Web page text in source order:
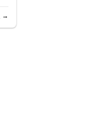
→